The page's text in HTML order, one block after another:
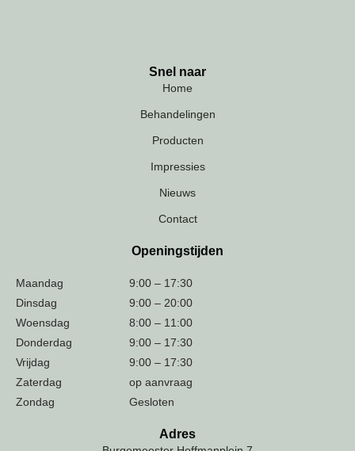
Snel naar
Home
Behandelingen
Producten
Impressies
Nieuws
Contact
Openingstijden
Maandag
9:00 – 17:30
Dinsdag
9:00 – 20:00
Woensdag
8:00 – 11:00
Donderdag
9:00 – 17:30
Vrijdag
9:00 – 17:30
Zaterdag
op aanvraag
Zondag
Gesloten
Adres